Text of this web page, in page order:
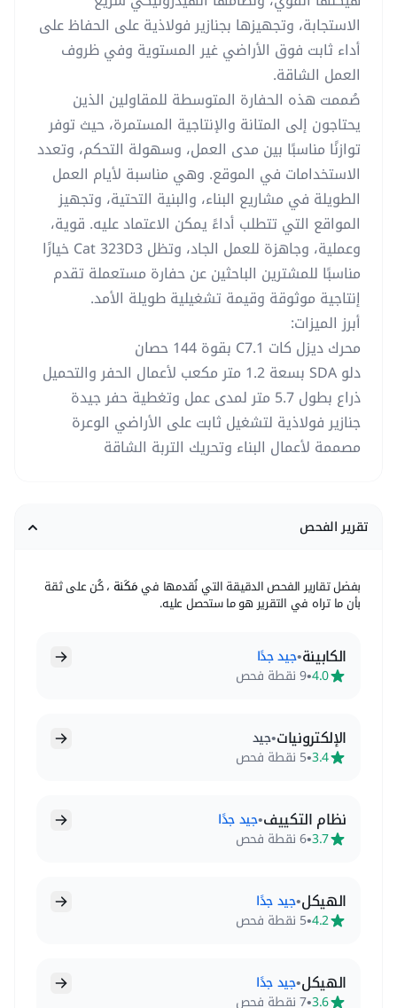
الاستجابة، وتجهيزها بجنازير فولاذية على الحفاظ على
أداء ثابت فوق الأراضي غير المستوية وفي ظروف
العمل الشاقة.
صُممت هذه الحفارة المتوسطة للمقاولين الذين
يحتاجون إلى المتانة والإنتاجية المستمرة، حيث توفر
توازنًا مناسبًا بين مدى العمل، وسهولة التحكم، وتعدد
الاستخدامات في الموقع. وهي مناسبة لأيام العمل
الطويلة في مشاريع البناء، والبنية التحتية، وتجهيز
المواقع التي تتطلب أداءً يمكن الاعتماد عليه. قوية،
وعملية، وجاهزة للعمل الجاد، وتظل Cat 323D3 خيارًا
مناسبًا للمشترين الباحثين عن حفارة مستعملة تقدم
إنتاجية موثوقة وقيمة تشغيلية طويلة الأمد.
أبرز الميزات:
محرك ديزل كات C7.1 بقوة 144 حصان
دلو SDA بسعة 1.2 متر مكعب لأعمال الحفر والتحميل
ذراع بطول 5.7 متر لمدى عمل وتغطية حفر جيدة
جنازير فولاذية لتشغيل ثابت على الأراضي الوعرة
مصممة لأعمال البناء وتحريك التربة الشاقة
تقرير الفحص
بفضل تقارير الفحص الدقيقة التي نُقدمها فيمَكَنة ، كُن على ثقة
بأن ما تراه في التقرير هو ما ستحصل عليه.
الكابينة•جيد جدًا
4.0
•9 نقطة فحص
الإلكترونيات•جيد
3.4
•5 نقطة فحص
نظام التكييف•جيد جدًا
3.7
•6 نقطة فحص
الهيكل•جيد جدًا
4.2
•5 نقطة فحص
الهيكل•جيد جدًا
3.6
•7 نقطة فحص